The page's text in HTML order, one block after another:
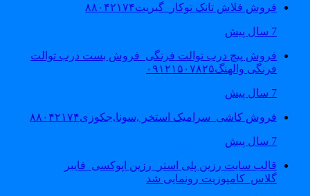
فروش فلاش تانک توکار_گبریت۸۸۰۴۲۱۷۴
فروش پیچ درب توالت فرنگی_فروش بست درب توالت
فرنگی والهنگ۰۹۱۲۱۵۰۷۸۲۵
فروش کاشی_سرامیک استخر ,سونا,جکوزی۸۸۰۴۲۱۷۴
قالب سایت رزین پلی استر_رزین اپوکسی_فایبر
گلاس_کامپوزیت رونمایی شد